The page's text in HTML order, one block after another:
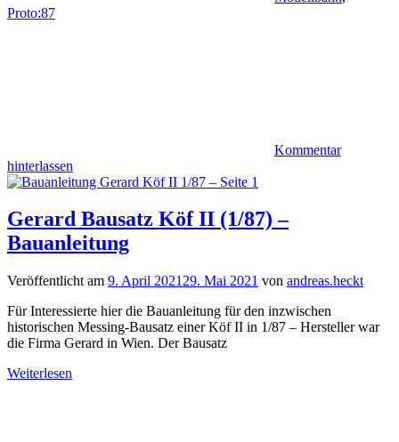
Proto:87
Kommentar
hinterlassen
Gerard Bausatz Köf II (1/87) –
Bauanleitung
Veröffentlicht am 9. April 2021 29. Mai 2021 von andreas.heckt
Für Interessierte hier die Bauanleitung für den inzwischen
historischen Messing-Bausatz einer Köf II in 1/87 – Hersteller war
die Firma Gerard in Wien. Der Bausatz
Weiterlesen